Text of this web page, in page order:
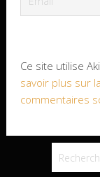
Ce site utilise
savoir plus sur
commentaires